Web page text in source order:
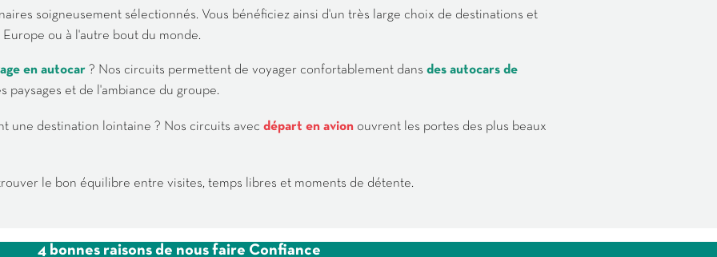
soigneusement sélectionnés. Vous bénéficiez ainsi d'un très large choix de destinations et
ou à l'autre bout du monde.
en autocar ? Nos circuits permettent de voyager confortablement dans des autocars de
paysages et de l'ambiance du groupe.
une destination lointaine ? Nos circuits avec départ en avion ouvrent les portes des plus beaux
le bon équilibre entre visites, temps libres et moments de détente.
4 bonnes raisons de nous faire Confiance